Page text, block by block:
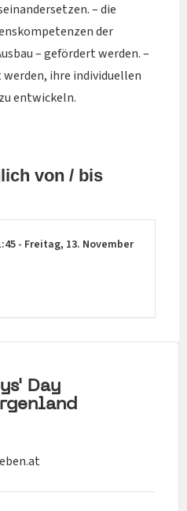
– die
der
– gefördert werden. –
ihre individuellen
entwickeln.
von / bis
- Freitag, 13. November
Day